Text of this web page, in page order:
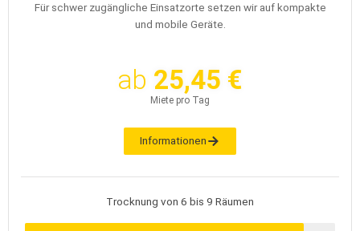
Für schwer zugängliche Einsatzorte setzen wir auf kompakte
und mobile Geräte.
ab 25,45 €
Miete pro Tag
Informationen
Trocknung von 6 bis 9 Räumen